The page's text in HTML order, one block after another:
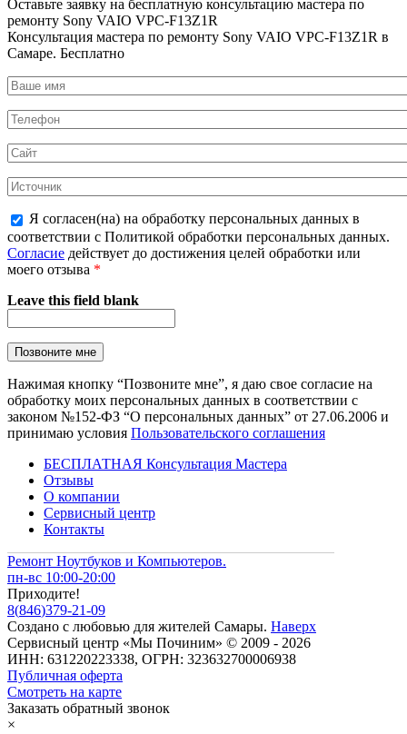
Оставьте заявку на бесплатную консультацию мастера по
ремонту Sony VAIO VPC-F13Z1R
Консультация мастера по ремонту Sony VAIO VPC-F13Z1R в
Самаре. Бесплатно
Я согласен(на) на обработку персональных данных в
соответствии с Политикой обработки персональных данных.
Согласие действует до достижения целей обработки или
моего отзыва *
Leave this field blank
Нажимая кнопку “Позвоните мне”, я даю свое согласие на
обработку моих персональных данных в соответствии с
законом №152-ФЗ “О персональных данных” от 27.06.2006 и
принимаю условия Пользовательского соглашения
БЕСПЛАТНАЯ Консультация Мастера
Отзывы
О компании
Сервисный центр
Контакты
Ремонт Ноутбуков и Компьютеров.
пн-вс 10:00-20:00
Приходите!
8(846)379-21-09
Создано с любовью для жителей Самары. Наверх
Сервисный центр «Мы Починим» © 2009 - 2026
ИНН: 631220223338, ОГРН: 323632700006938
Публичная оферта
Смотреть на карте
Заказать обратный звонок
×